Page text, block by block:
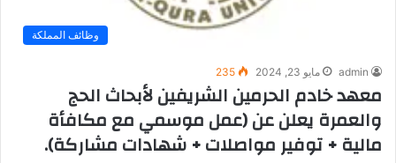
وظائف المملكة
admin مايو 23, 2024 235
معهد خادم الحرمين الشريفين لأبحاث الحج
والعمرة يعلن عن (عمل موسمي مع مكافأة
مالية + توفير مواصلات + شهادات مشاركة).